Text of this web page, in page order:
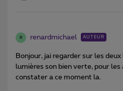
R renardmichael AUTEUR
Bonjour, jai regarder sur les
lumières son bien verte, pour les
constater a ce moment la.